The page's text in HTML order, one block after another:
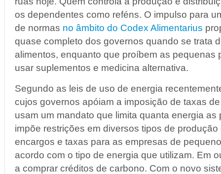
os dependentes como reféns. O impulso para
de normas no âmbito do Codex Alimentarius
quase completo dos governos quando se trata
alimentos, enquanto que proíbem as pequenas
usar suplementos e medicina alternativa.
Segundo as leis de uso de energia
cujos governos apóiam a imposição de taxas
usam um mandato que limita quanta energia
impõe restrições em diversos tipos de
encargos e taxas para as empresas de
acordo com o tipo de energia que utilizam. Em
a comprar créditos de carbono. Com o novo